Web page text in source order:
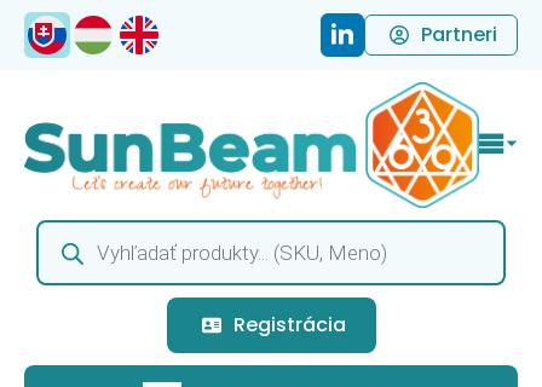
Partneri
Products
search
Registrácia